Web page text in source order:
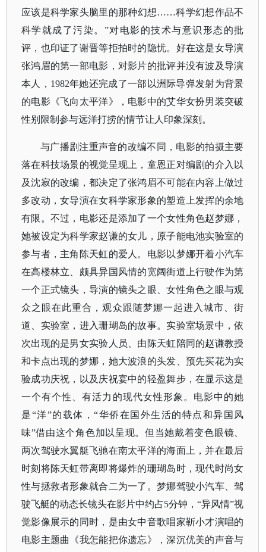
应该是科学家头脑里的那种幻想……科学幻想作品不
科学就成了污染。”对电影的技术与意识形态的批
评，也印证了谢晋等拒拍时的隐忧。好在这是女导演
张鸿眉的第一部电影，对影片的批评并没有波及导演
本人，1982年她还完成了一部以洲际导弹发射为背景
的电影《飞向太平洋》，电影中的艾华女扮男装突破
性别限制参与远洋打捞的情节让人印象深刻。
与广播剧注重声音的改编不同，电影的拍摄主要
落在科技场景的视觉呈现上，童恩正对编剧的介入以
及沈寂的改编，都决定了张鸿眉不可能在内容上做过
多改动，女导演在女科学家形象的塑造上发挥的余地
有限。不过，电影还是添加了一个女性角色赵梦娜，
她被设定为科学家赵谦的女儿，原子能电池实验室的
参与者，主角陈天虹的爱人。电影以梦娜开着小汽车
在高楼林立、颇具异国风情的宽阔街道上行驶作为第
一个正式镜头，导演的镜头之眼、女性角色之眼与观
众之眼在此重合，观众跟随梦娜一起进入城市、街
道、实验室，进入珊瑚岛的故事。实验室场景中，依
次出现的是男女实验人员、由陈天虹陪同的赵谦教授
和卡点出现的梦娜，她大波浪的头发、预先买花为实
验成功庆祝，以及庆祝宴中的轻盈舞步，在显示这是
一个有个性、有活力的现代女性形象。电影中的她
是“洋”的载体，“华侨在国外生活的特点和异国风
味”借由这个角色加以呈现。但当她戴着变色眼镜、
两次驾驶水翼艇飞驰在南太平洋的海面上，并在最后
时刻将陈天虹带离即将爆炸的珊瑚岛时，现代时尚女
性与拯救者形象就合二为一了。梦娜驾驶小汽车、驾
驶飞艇的动态长镜头在影片中约占5分钟，“异风情”视
觉影像展示的同时，是由女中音歌唱家靳小才演唱的
电影主题曲《我怎能把你遗忘》，深沉优美的声音与